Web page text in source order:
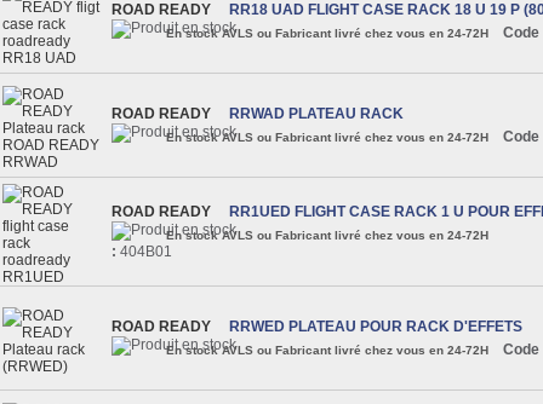
ROAD READY RR18 UAD FLIGHT CASE RACK 18 U 19 P
En stock AVLS ou Fabricant livré chez vous en 24-72H Code
ROAD READY RRWAD PLATEAU RACK
En stock AVLS ou Fabricant livré chez vous en 24-72H Code
ROAD READY RR1UED FLIGHT CASE RACK 1 U POUR
En stock AVLS ou Fabricant livré chez vous en 24-72H
: 404B01
ROAD READY RRWED PLATEAU POUR RACK D'EFFETS
En stock AVLS ou Fabricant livré chez vous en 24-72H Code